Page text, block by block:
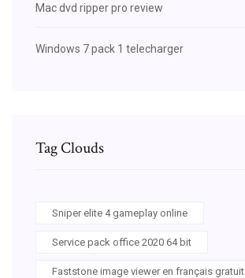
Mac dvd ripper pro review
Windows 7 pack 1 telecharger
Tag Clouds
Sniper elite 4 gameplay online
Service pack office 2020 64 bit
Faststone image viewer en français gratuit